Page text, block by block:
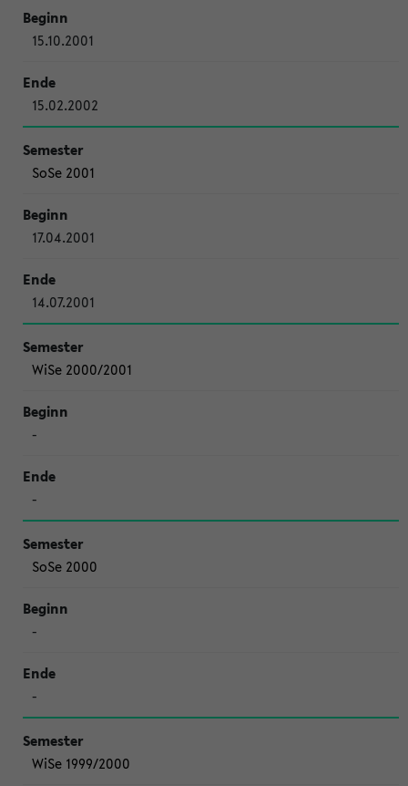
15.10.2001
15.02.2002
SoSe 2001
17.04.2001
14.07.2001
WiSe 2000/2001
-
-
SoSe 2000
-
-
WiSe 1999/2000